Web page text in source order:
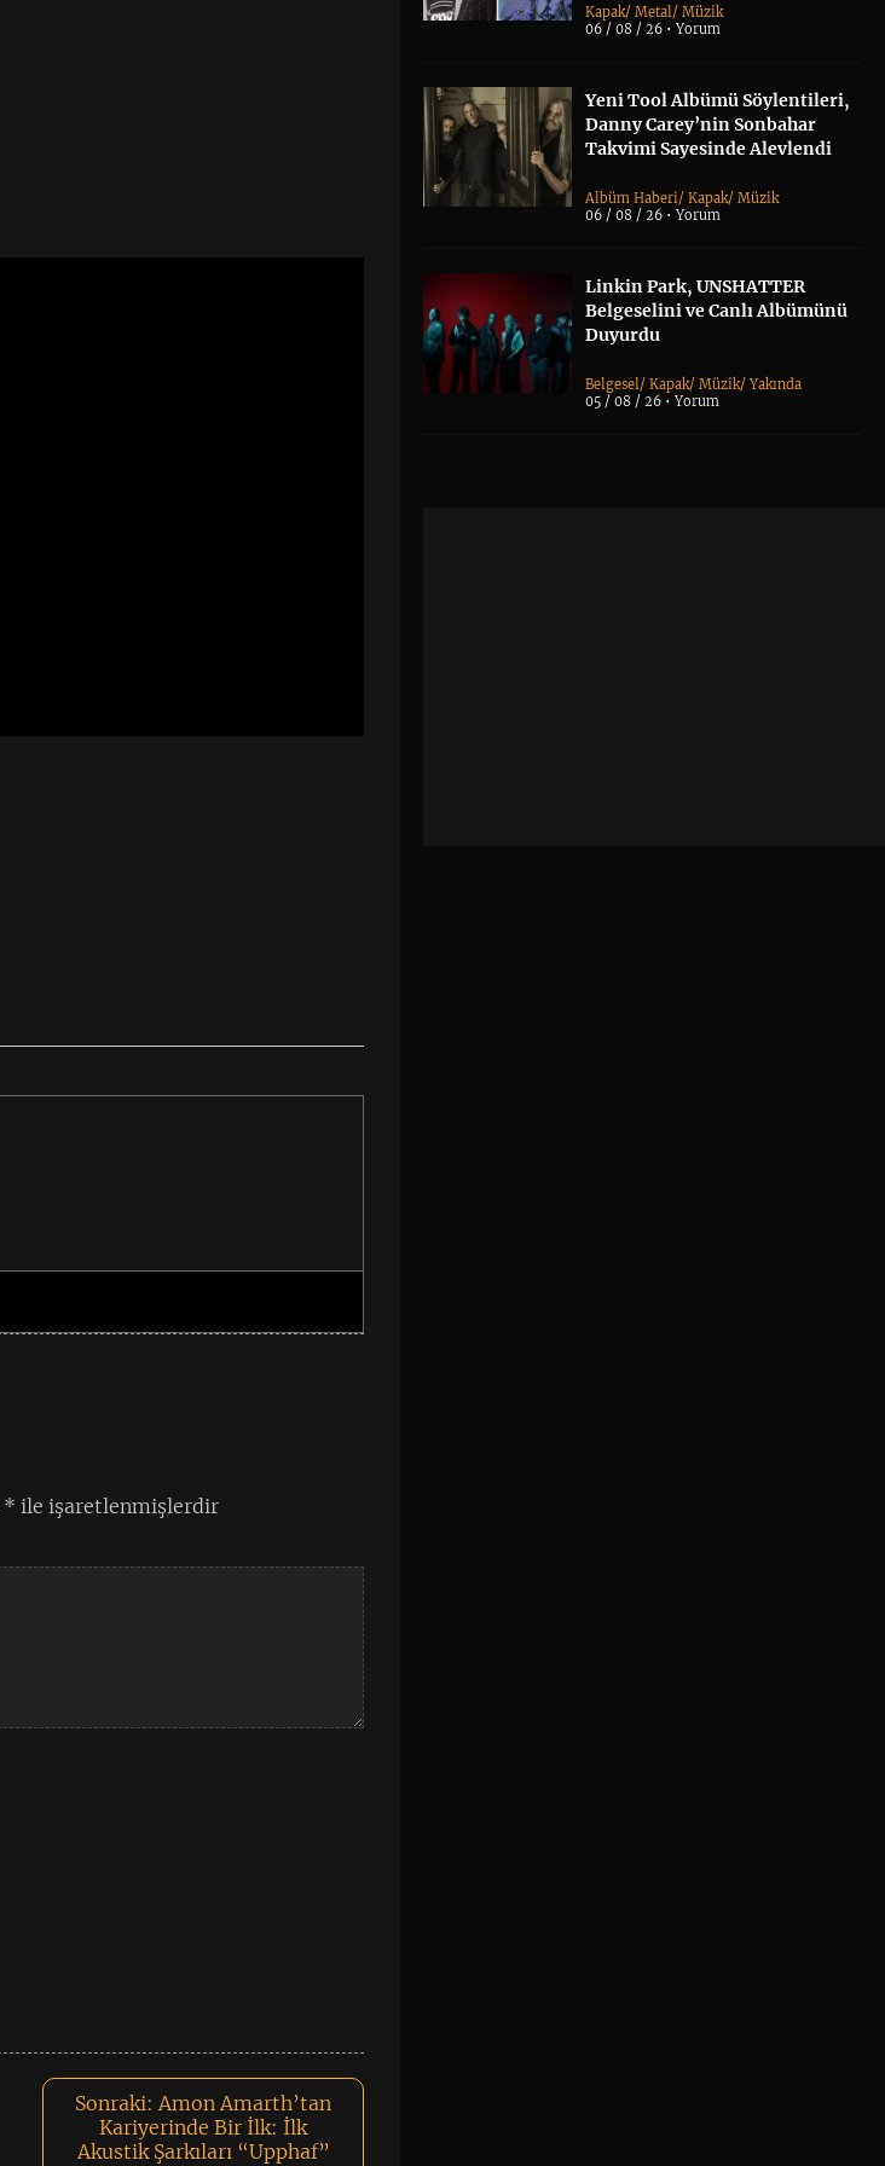
* ile işaretlenmişlerdir
Sonraki: Amon Amarth’tan
Kariyerinde Bir İlk: İlk
Akustik Şarkıları “Upphaf”
Kapak/Metal/Müzik
06 / 08 / 26 •Yorum
Yeni Tool Albümü Söylentileri,
Danny Carey’nin Sonbahar
Takvimi Sayesinde Alevlendi
Albüm Haberi/Kapak/Müzik
06 / 08 / 26 •Yorum
Linkin Park, UNSHATTER
Belgeselini ve Canlı Albümünü
Duyurdu
Belgesel/Kapak/Müzik/Yakında
05 / 08 / 26 •Yorum